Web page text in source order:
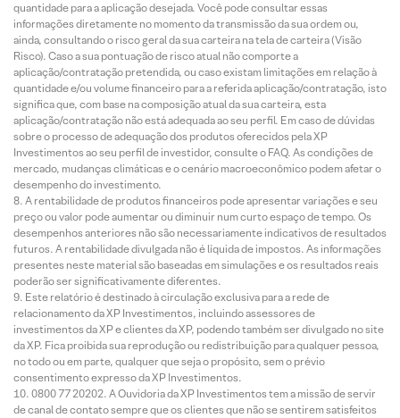
quantidade para a aplicação desejada. Você pode consultar essas
informações diretamente no momento da transmissão da sua ordem ou,
ainda, consultando o risco geral da sua carteira na tela de carteira (Visão
Risco). Caso a sua pontuação de risco atual não comporte a
aplicação/contratação pretendida, ou caso existam limitações em relação à
quantidade e/ou volume financeiro para a referida aplicação/contratação, isto
significa que, com base na composição atual da sua carteira, esta
aplicação/contratação não está adequada ao seu perfil. Em caso de dúvidas
sobre o processo de adequação dos produtos oferecidos pela XP
Investimentos ao seu perfil de investidor, consulte o FAQ. As condições de
mercado, mudanças climáticas e o cenário macroeconômico podem afetar o
desempenho do investimento.
A rentabilidade de produtos financeiros pode apresentar variações e seu
preço ou valor pode aumentar ou diminuir num curto espaço de tempo. Os
desempenhos anteriores não são necessariamente indicativos de resultados
futuros. A rentabilidade divulgada não é líquida de impostos. As informações
presentes neste material são baseadas em simulações e os resultados reais
poderão ser significativamente diferentes.
Este relatório é destinado à circulação exclusiva para a rede de
relacionamento da XP Investimentos, incluindo assessores de
investimentos da XP e clientes da XP, podendo também ser divulgado no site
da XP. Fica proibida sua reprodução ou redistribuição para qualquer pessoa,
no todo ou em parte, qualquer que seja o propósito, sem o prévio
consentimento expresso da XP Investimentos.
0800 77 20202. A Ouvidoria da XP Investimentos tem a missão de servir
de canal de contato sempre que os clientes que não se sentirem satisfeitos